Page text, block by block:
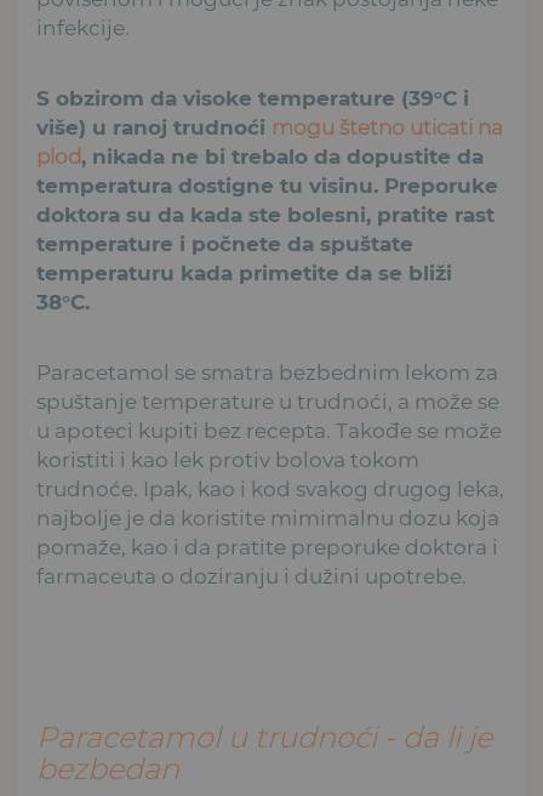
infekcije.
S obzirom da visoke temperature (39°C i
više) u ranoj trudnoći mogu štetno uticati na
plod, nikada ne bi trebalo da dopustite da
temperatura dostigne tu visinu. Preporuke
doktora su da kada ste bolesni, pratite rast
temperature i počnete da spuštate
temperaturu kada primetite da se bliži
38°C.
Paracetamol se smatra bezbednim lekom za
spuštanje temperature u trudnoći, a može se
u apoteci kupiti bez recepta. Takođe se može
koristiti i kao lek protiv bolova tokom
trudnoće. Ipak, kao i kod svakog drugog leka,
najbolje je da koristite mimimalnu dozu koja
pomaže, kao i da pratite preporuke doktora i
farmaceuta o doziranju i dužini upotrebe.
Paracetamol u trudnoći - da li je
bezbedan